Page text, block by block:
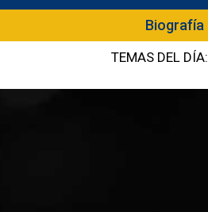
Biografía
TEMAS DEL DÍA: